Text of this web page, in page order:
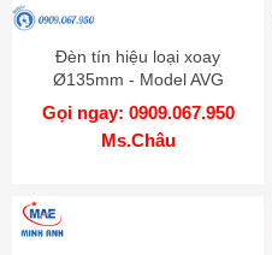
Đèn tín hiệu loại xoay
Ø135mm - Model AVG
Gọi ngay: 0909.067.950
Ms.Châu